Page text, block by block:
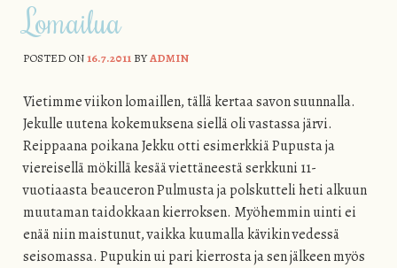
Lomailua
POSTED ON16.7.2011BYADMIN
Vietimme viikon lomaillen, tällä kertaa savon suunnalla.
Jekulle uutena kokemuksena siellä oli vastassa järvi.
Reippaana poikana Jekku otti esimerkkiä Pupusta ja
viereisellä mökillä kesää viettäneestä serkkuni 11-
vuotiaasta beauceron Pulmusta ja polskutteli heti alkuun
muutaman taidokkaan kierroksen. Myöhemmin uinti ei
enää niin maistunut, vaikka kuumalla kävikin vedessä
seisomassa. Pupukin ui pari kierrosta ja sen jälkeen myös